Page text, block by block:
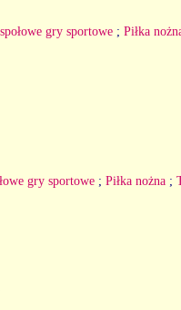
gry sportowe ; Piłka
gry sportowe ; Piłka nożna ;